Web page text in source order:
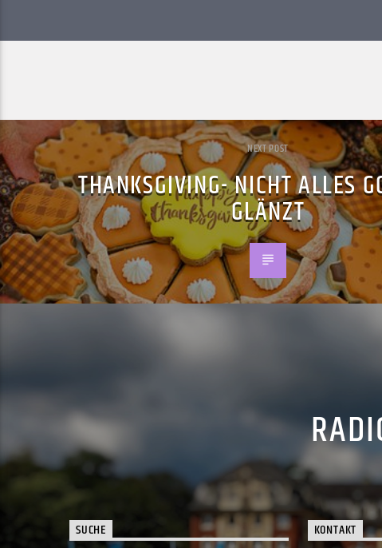
NEXT POST
THANKSGIVING- NICHT ALLES
GLÄNZT
SUCHE KONTAKT